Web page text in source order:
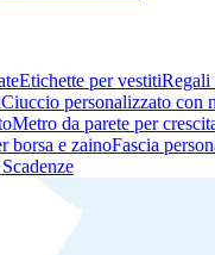
Etichette per vestitiRegali
Ciuccio personalizzato con
Metro da parete per
borsa e zainoFascia